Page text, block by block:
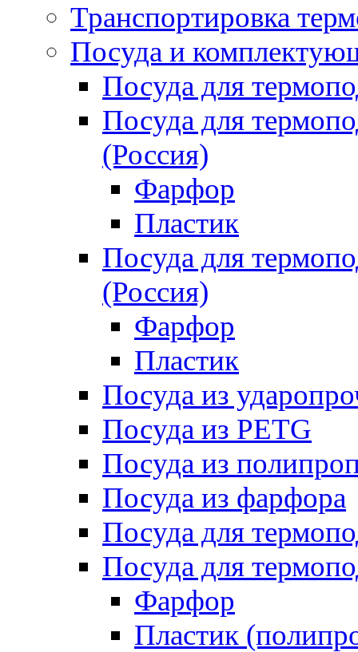
Транспортировка
Посуда и
Посуда для
Посуда для
(Россия)
Фарфор
Пластик
Посуда для
(Россия)
Фарфор
Пластик
Посуда из
Посуда из PETG
Посуда из
Посуда из фарфора
Посуда для
Посуда для
Фарфор
Пластик